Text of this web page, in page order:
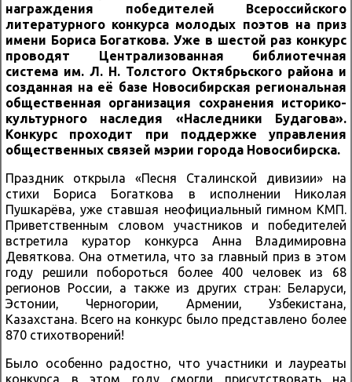
награждения победителей Всероссийского
литературного конкурса молодых поэтов на приз
имени Бориса Богаткова. Уже в шестой раз конкурс
проводят Централизованная библиотечная
система им. Л. Н. Толстого Октябрьского района и
созданная на её базе Новосибирская региональная
общественная организация сохранения историко-
культурного наследия «Наследники Будагова».
Конкурс проходит при поддержке управления
общественных связей мэрии города Новосибирска.
Праздник открыла «Песня Сталинской дивизии» на
стихи Бориса Богаткова в исполнении Николая
Пушкарёва, уже ставшая неофициальный гимном КМП.
Приветственным словом участников и победителей
встретила куратор конкурса Анна Владимировна
Девяткова. Она отметила, что за главный приз в этом
году решили побороться более 400 человек из 68
регионов России, а также из других стран: Беларуси,
Эстонии, Черногории, Армении, Узбекистана,
Казахстана. Всего на конкурс было представлено более
870 стихотворений!
Было особенно радостно, что участники и лауреаты
конкурса в этом году смогли присутствовать на